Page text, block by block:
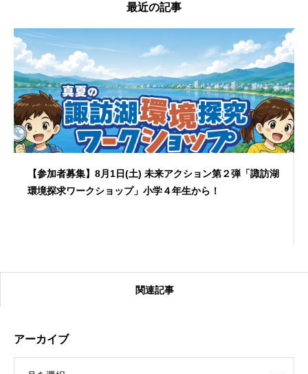
最近の記事
【参加者募集】8月1日(土) 未来アクション第２弾「諏訪湖
環境探求ワークショップ」小学４年生から！
関連記事
アーカイブ